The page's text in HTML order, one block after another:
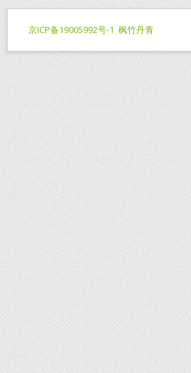
京ICP备19005992号-1 枫竹丹青